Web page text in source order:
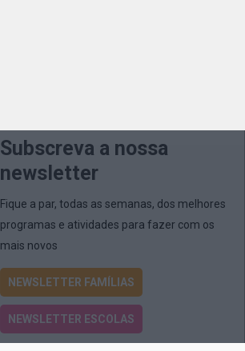
Subscreva a nossa
newsletter
Fique a par, todas as semanas, dos melhores
programas e atividades para fazer com os
mais novos
NEWSLETTER FAMÍLIAS
NEWSLETTER ESCOLAS